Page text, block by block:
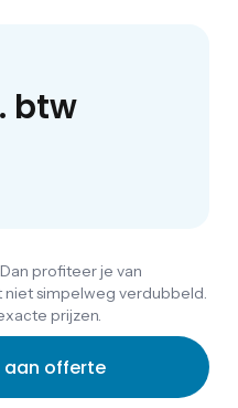
btw
profiteer je van
simpelweg verdubbeld.
prijzen.
aan offerte